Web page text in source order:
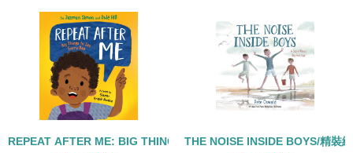
REPEAT AFTER ME: BIG THINGS TO SAY EVERY DAY/精裝繪本
THE NOISE INSIDE BOYS/精裝